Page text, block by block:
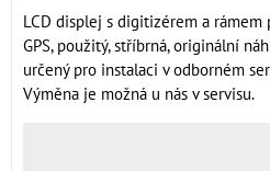
LCD displej s digitizérem a rámem
GPS, použitý, stříbrná, originální
určený pro instalaci v odborném
Výměna je možná u nás v servisu.